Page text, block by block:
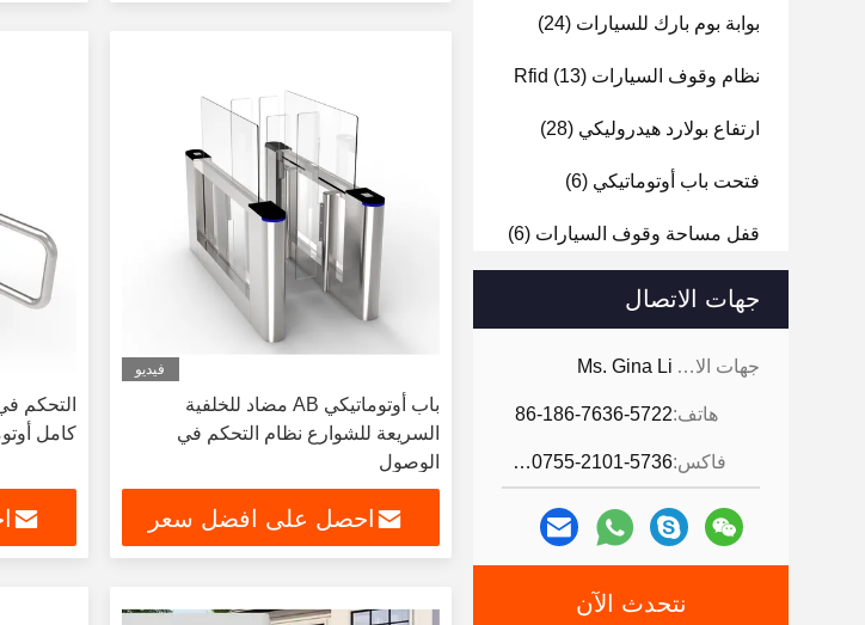
بوابة بوم بارك للسيارات (24)
نظام وقوف السيارات Rfid (13)
ارتفاع بولارد هيدروليكي (28)
فتحت باب أوتوماتيكي (6)
قفل مساحة وقوف السيارات (6)
محطات التعرف على الوجه
عن المعادن
جهاز فحص الأمتعة بالأشعة
جهات الاتصال
جهات الاتصال: Ms. Gina Li
هاتف:86-186-7636-5722
فاكس: 86-0755-2101-5736
نتحدث الآن
فيديو
باب أوتوماتيكي AB مضاد للخلفية
السريعة للشوارع نظام التحكم في
الوصول
احصل على افضل سعر
التحكم
كامل